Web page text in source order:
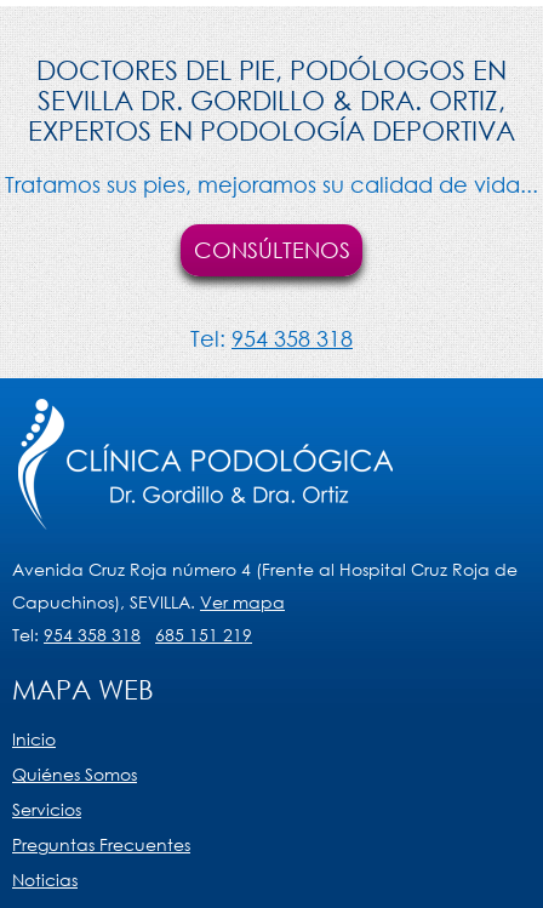
DOCTORES DEL PIE, PODÓLOGOS EN
SEVILLA DR. GORDILLO & DRA. ORTIZ,
EXPERTOS EN PODOLOGÍA DEPORTIVA
Tratamos sus pies, mejoramos su calidad de vida...
CONSÚLTENOS
Tel:954 358 318
Avenida Cruz Roja número 4 (Frente al Hospital Cruz Roja de
Capuchinos), SEVILLA. Ver mapa
Tel: 954 358 318 685 151 219
MAPA WEB
Inicio
Quiénes Somos
Servicios
Preguntas Frecuentes
Noticias